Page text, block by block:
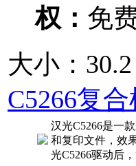
权： 免
大小：
C5266复
汉光C5266是一
和复印文件，效
光C5266驱动后